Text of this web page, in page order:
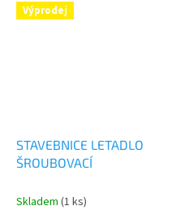
Výprodej
STAVEBNICE LETADLO
ŠROUBOVACÍ
Skladem (1 ks)